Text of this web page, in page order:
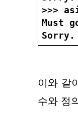
>>>
Must
Sorry.
이와 같
수와 정